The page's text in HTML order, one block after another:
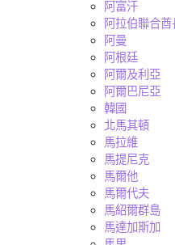
阿富汗
阿拉伯聯合酋
阿曼
阿根廷
阿爾及利亞
阿爾巴尼亞
韓國
北馬其頓
馬拉維
馬提尼克
馬爾他
馬爾代夫
馬紹爾群島
馬達加斯加